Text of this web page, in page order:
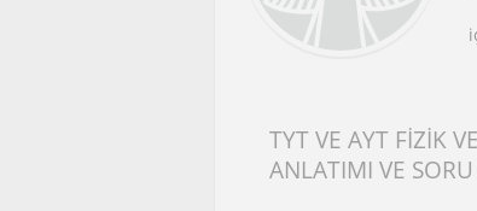
TYT VE AYT FİZİK
ANLATIMI VE